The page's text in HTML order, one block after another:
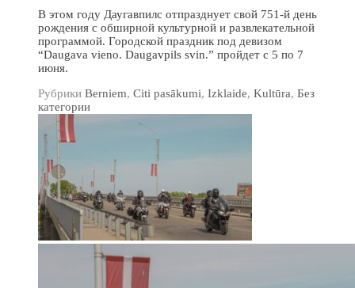
В этом году Даугавпилс отпразднует свой 751-й день
рождения с обширной культурной и развлекательной
программой. Городской праздник под девизом
“Daugava vieno. Daugavpils svin.” пройдет с 5 по 7
июня.
Рубрики Berniem, Citi pasākumi, Izklaide, Kultūra, Без
категории